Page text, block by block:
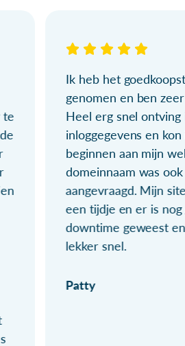
te
Ik heb het
genomen en ben
Heel erg snel ontving
inloggegevens en kon
beginnen aan mijn
domeinnaam was
aangevraagd. Mijn
een tijdje en er is nog
downtime geweest
lekker snel.
Patty